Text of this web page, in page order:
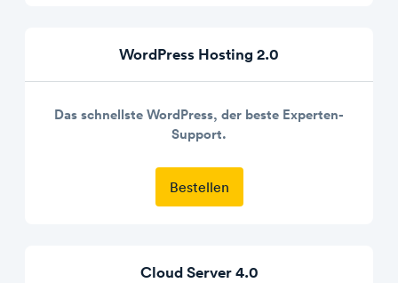
WordPress Hosting 2.0
Das schnellste WordPress, der beste Experten-
Support.
Bestellen
Cloud Server 4.0